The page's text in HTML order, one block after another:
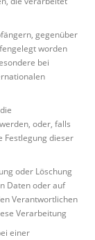
gegenüber
worden
bei
oder, falls
Festlegung dieser
oder Löschung
Daten oder auf
Verantwortlichen
Verarbeitung
einer